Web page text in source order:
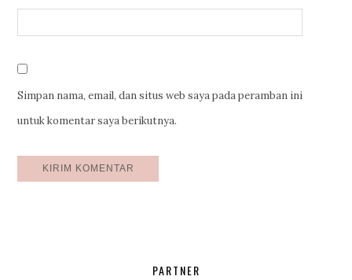
Simpan nama, email, dan situs web saya pada peramban ini
untuk komentar saya berikutnya.
PARTNER